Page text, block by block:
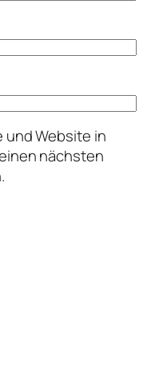
und Website in
nächsten